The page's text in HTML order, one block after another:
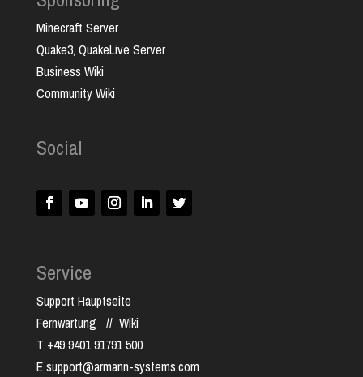
Minecraft Server
Quake3, QuakeLive Server
Business Wiki
Community Wiki
Social
Service
Support Hauptseite
Fernwartung // Wiki
T +49 9401 91791 500
E support@armann-systems.com